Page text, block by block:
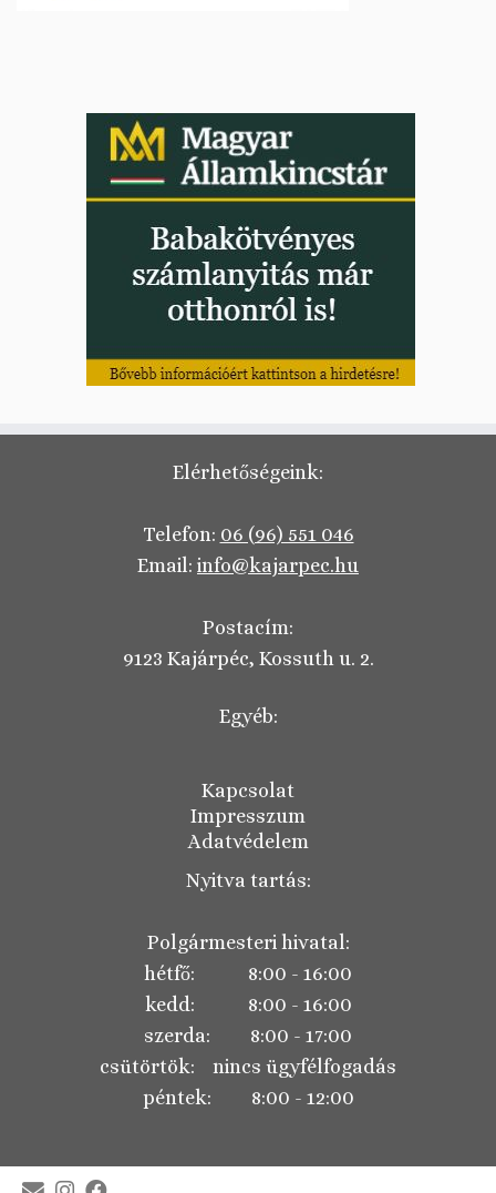
Elérhetőségeink:
Telefon: 06 (96) 551 046
Email: info@kajarpec.hu
Postacím:
9123 Kajárpéc, Kossuth u. 2.
Egyéb:
Kapcsolat
Impresszum
Adatvédelem
Nyitva tartás:
Polgármesteri hivatal:
hétfő: 8:00 - 16:00
kedd: 8:00 - 16:00
szerda: 8:00 - 17:00
csütörtök: nincs ügyfélfogadás
péntek: 8:00 - 12:00